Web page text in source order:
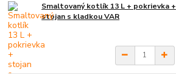
Smaltovaný kotlík 13 L + pokrievka +
stojan s kladkou VAR